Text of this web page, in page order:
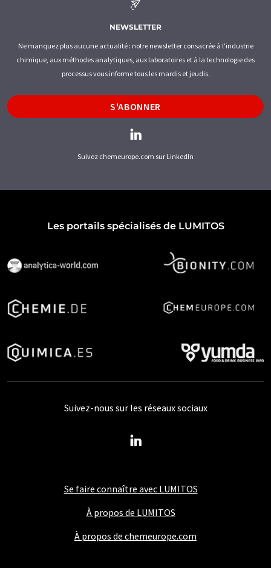
NEWSLETTER
Ne manquez plus aucune actualité : notre newsletter consacrée à l'industrie
chimique, aux méthodes analytiques, aux laboratoires et à la technologie des
processus vous informe tous les mardis et jeudis.
S'ABONNER
Suivez chemeurope.com sur LinkedIn
Les portails spécialisés de LUMITOS
Se faire connaître avec LUMITOS
À propos de LUMITOS
À propos de chemeurope.com
Suivez-nous sur les réseaux sociaux